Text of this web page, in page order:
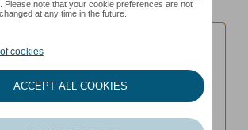
zomerwielensets?